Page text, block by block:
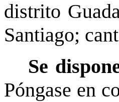
distrito
Santiago;
Se
Póngase en